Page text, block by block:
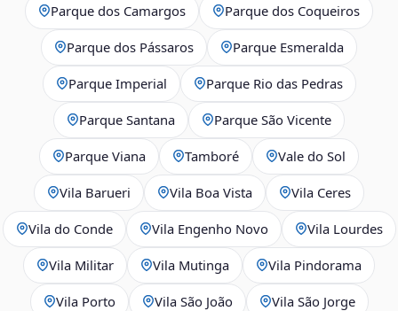
Parque dos Camargos Parque dos Coqueiros
Parque dos Pássaros Parque Esmeralda
Parque Imperial Parque Rio das Pedras
Parque Santana Parque São Vicente
Parque Viana Tamboré Vale do Sol
Vila Barueri Vila Boa Vista Vila Ceres
Vila do Conde Vila Engenho Novo Vila Lourdes
Vila Militar Vila Mutinga Vila Pindorama
Vila Porto Vila São João Vila São Jorge